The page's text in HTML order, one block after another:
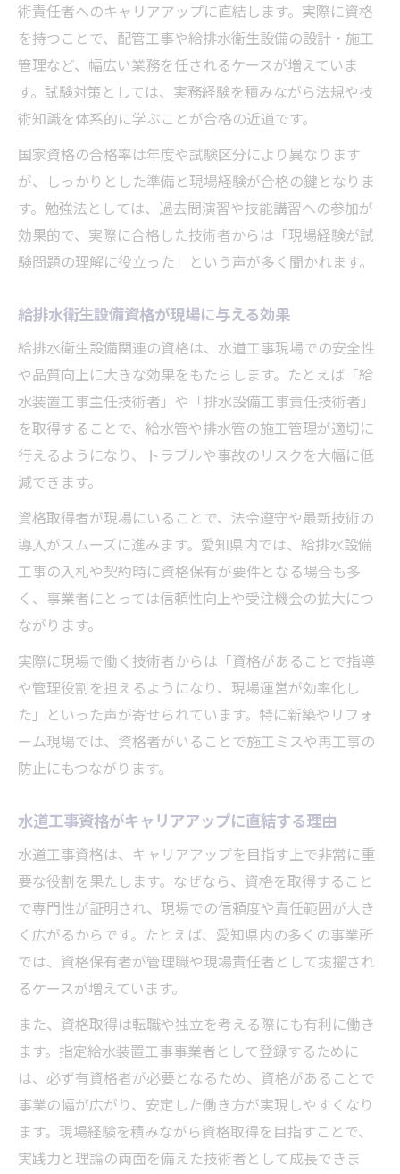
術責任者へのキャリアアップに直結します。実際に資格
を持つことで、配管工事や給排水衛生設備の設計・施工
管理など、幅広い業務を任されるケースが増えていま
す。試験対策としては、実務経験を積みながら法規や技
術知識を体系的に学ぶことが合格の近道です。
国家資格の合格率は年度や試験区分により異なります
が、しっかりとした準備と現場経験が合格の鍵となりま
す。勉強法としては、過去問演習や技能講習への参加が
効果的で、実際に合格した技術者からは「現場経験が試
験問題の理解に役立った」という声が多く聞かれます。
給排水衛生設備資格が現場に与える効果
給排水衛生設備関連の資格は、水道工事現場での安全性
や品質向上に大きな効果をもたらします。たとえば「給
水装置工事主任技術者」や「排水設備工事責任技術者」
を取得することで、給水管や排水管の施工管理が適切に
行えるようになり、トラブルや事故のリスクを大幅に低
減できます。
資格取得者が現場にいることで、法令遵守や最新技術の
導入がスムーズに進みます。愛知県内では、給排水設備
工事の入札や契約時に資格保有が要件となる場合も多
く、事業者にとっては信頼性向上や受注機会の拡大につ
ながります。
実際に現場で働く技術者からは「資格があることで指導
や管理役割を担えるようになり、現場運営が効率化し
た」といった声が寄せられています。特に新築やリフォ
ーム現場では、資格者がいることで施工ミスや再工事の
防止にもつながります。
水道工事資格がキャリアアップに直結する理由
水道工事資格は、キャリアアップを目指す上で非常に重
要な役割を果たします。なぜなら、資格を取得すること
で専門性が証明され、現場での信頼度や責任範囲が大き
く広がるからです。たとえば、愛知県内の多くの事業所
では、資格保有者が管理職や現場責任者として抜擢され
るケースが増えています。
また、資格取得は転職や独立を考える際にも有利に働き
ます。指定給水装置工事事業者として登録するために
は、必ず有資格者が必要となるため、資格があることで
事業の幅が広がり、安定した働き方が実現しやすくなり
ます。現場経験を積みながら資格取得を目指すことで、
実践力と理論の両面を備えた技術者として成長できま